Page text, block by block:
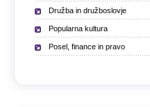
Družba in družboslovje
Popularna kultura
Posel, finance in pravo